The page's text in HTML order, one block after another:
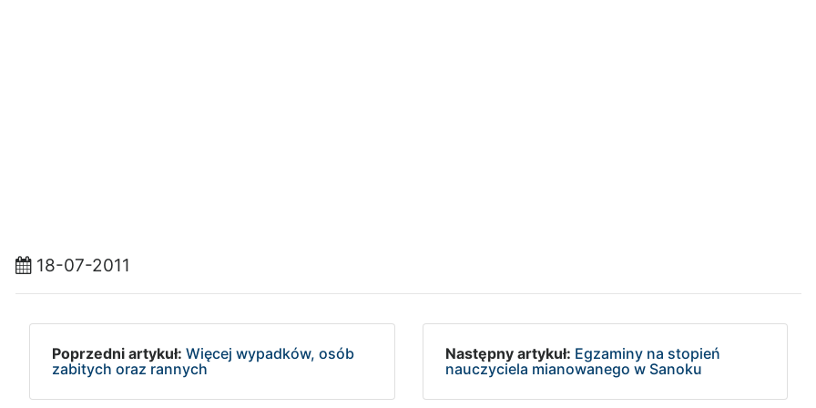
18-07-2011
Poprzedni artykuł: Więcej wypadków, osób
zabitych oraz rannych
Następny artykuł: Egzaminy na stopień
nauczyciela mianowanego w Sanoku